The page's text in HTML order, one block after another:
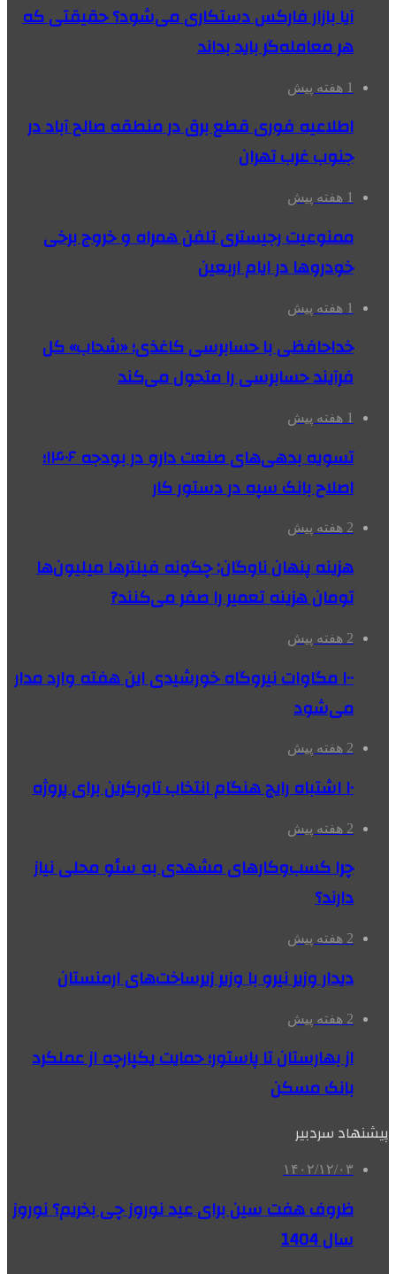
آیا بازار فارکس دستکاری می‌شود؟ حقیقتی که
هر معامله‌گر باید بداند
1 هفته پیش
اطلاعیه فوری قطع برق در منطقه صالح آباد در
جنوب غرب تهران
1 هفته پیش
ممنوعیت رجیستری تلفن همراه و خروج برخی
خودروها در ایام اربعین
1 هفته پیش
خداحافظی با حسابرسی کاغذی؛ «شحاب» کل
فرآیند حسابرسی را متحول می‌کند
1 هفته پیش
تسویه بدهی‌های صنعت دارو در بودجه ۱۴۰۶؛
اصلاح بانک سپه در دستور کار
2 هفته پیش
هزینه پنهان ناوگان: چگونه فیلترها میلیون‌ها
تومان هزینه تعمیر را صفر می‌کنند?
2 هفته پیش
۱۰۰ مگاوات نیروگاه‌ خورشیدی این هفته وارد مدار
می‌شود
2 هفته پیش
۱۰ اشتباه رایج هنگام انتخاب تاورکرین برای پروژه
2 هفته پیش
چرا کسب‌وکارهای مشهدی به سئو محلی نیاز
دارند؟
2 هفته پیش
دیدار وزیر نیرو با وزیر زیرساخت‌های ارمنستان
2 هفته پیش
از بهارستان تا پاستور؛ حمایت یکپارچه از عملکرد
بانک مسکن
پیشنهاد سردبیر
۱۴۰۲/۱۲/۰۳
ظروف هفت سین برای عید نوروز چی بخریم؟ نوروز
سال 1404